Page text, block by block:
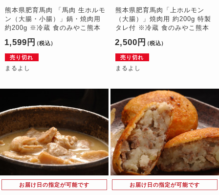
熊本県肥育馬肉 「馬肉 生ホルモ
ン（大腸・小腸）」鍋・焼肉用
約200g ※冷蔵 食のみやこ熊本
1,599円 （税込）
売り切れ
まるよし
熊本県肥育馬肉「上ホルモン
（大腸）」焼肉用 約200g 特製
タレ付 ※冷蔵 食のみやこ熊本
2,500円 （税込）
売り切れ
まるよし
お届け日の指定が可能です お届け日の指定が可能です